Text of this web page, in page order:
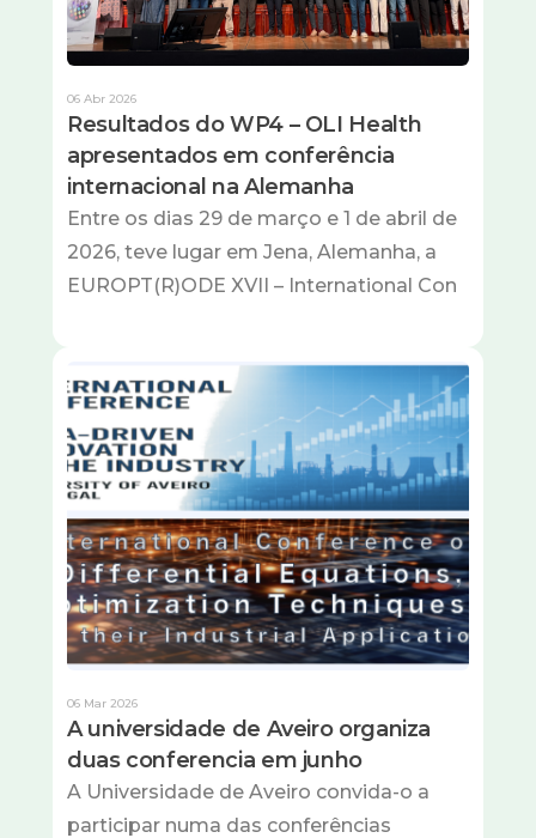
06 Abr 2026
Resultados do WP4 – OLI Health
apresentados em conferência
internacional na Alemanha
Entre os dias 29 de março e 1 de abril de
2026, teve lugar em Jena, Alemanha, a
EUROPT(R)ODE XVII – International Con
Imagem
06 Mar 2026
A universidade de Aveiro organiza
duas conferencia em junho
A Universidade de Aveiro convida-o a
participar numa das conferências